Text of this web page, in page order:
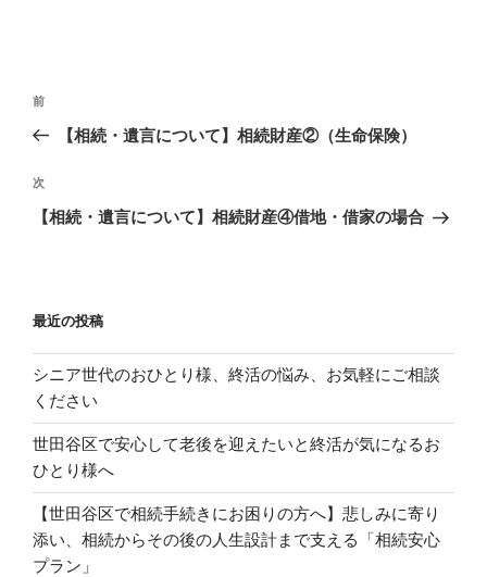
投
ビ
ゲ
ン
過
去
投
稿
前
【相続・遺言について】相続財産②（生命保険）
次
の
次
【相続・遺言について】相続財産④借地・借家の場合
最近の投稿
シニア世代のおひとり様、終活の悩み、お気軽にご相談
ください
世田谷区で安心して老後を迎えたいと終活が気になるお
ひとり様へ
【世田谷区で相続手続きにお困りの方へ】悲しみに寄り
添い、相続からその後の人生設計まで支える「相続安心
プラン」